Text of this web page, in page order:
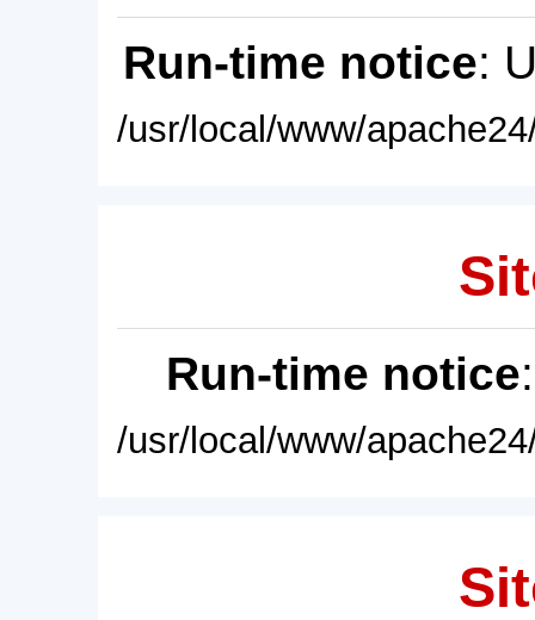
Run-time notice:
/usr/local/www/
Run-time notice
/usr/local/www/